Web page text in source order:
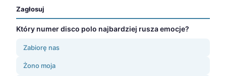
Zagłosuj
Który numer disco polo najbardziej rusza emocje?
Zabiorę nas
Żono moja